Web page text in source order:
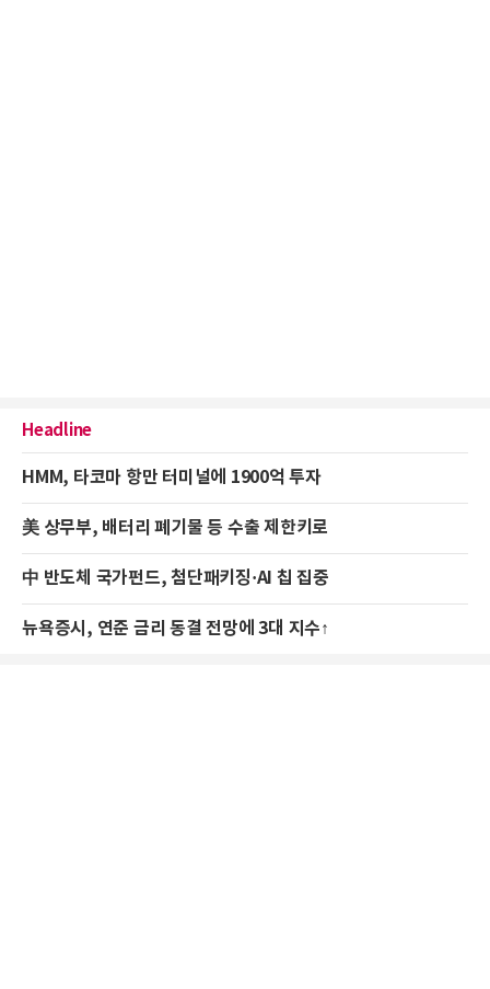
Headline
HMM, 타코마 항만 터미널에 1900억 투자
美 상무부, 배터리 폐기물 등 수출 제한키로
中 반도체 국가펀드, 첨단패키징·AI 칩 집중
뉴욕증시, 연준 금리 동결 전망에 3대 지수↑